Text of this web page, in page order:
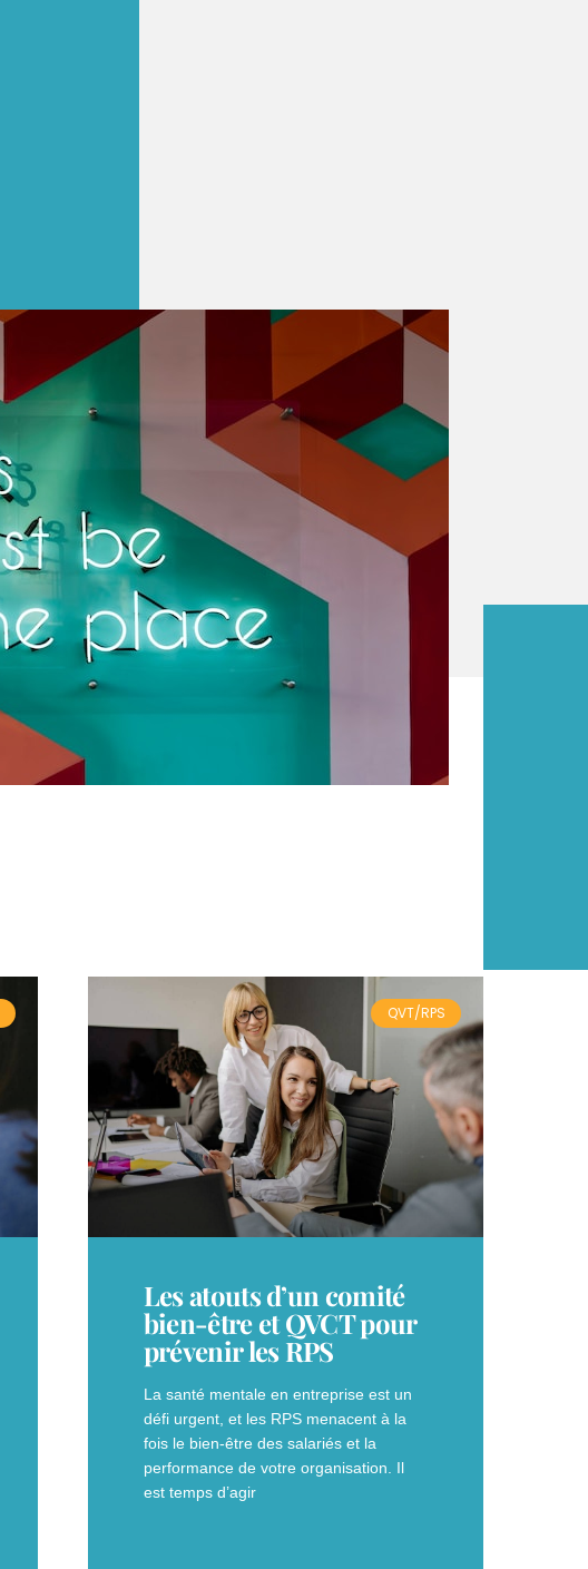
QVT/RPS
Les atouts d’un comité
bien-être et QVCT pour
prévenir les RPS
La santé mentale en entreprise est un
défi urgent, et les RPS menacent à la
fois le bien-être des salariés et la
performance de votre organisation. Il
est temps d’agir